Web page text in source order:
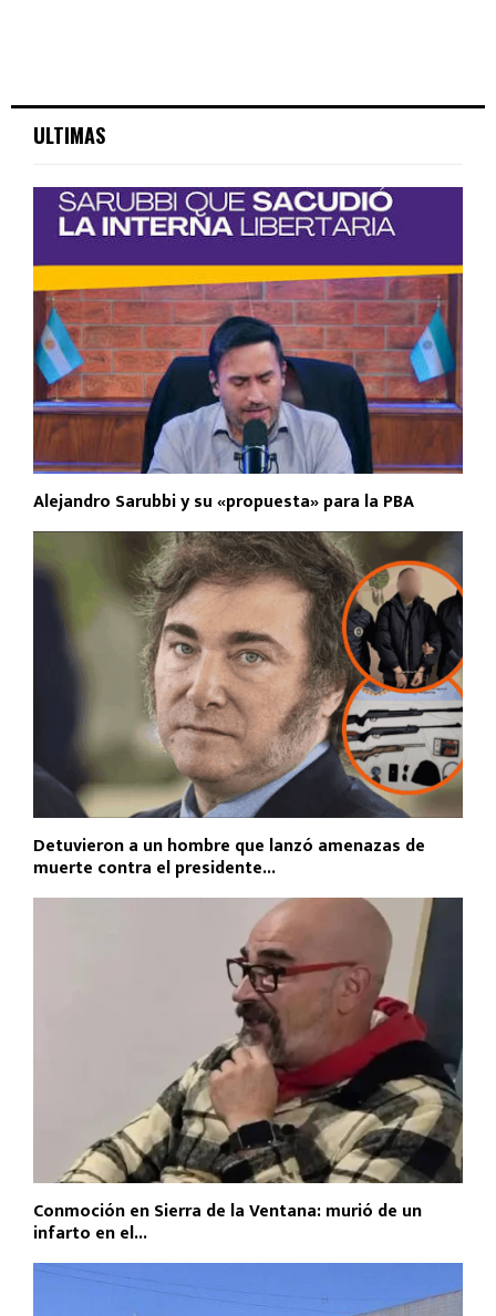
ULTIMAS
Alejandro Sarubbi y su «propuesta» para la PBA
Detuvieron a un hombre que lanzó amenazas de
muerte contra el presidente...
Conmoción en Sierra de la Ventana: murió de un
infarto en el...